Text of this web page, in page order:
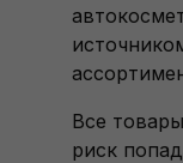
Все
риск